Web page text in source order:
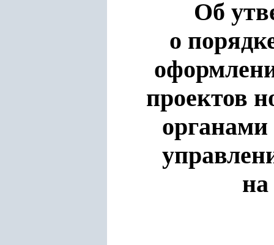
Об
о
проектов
органами